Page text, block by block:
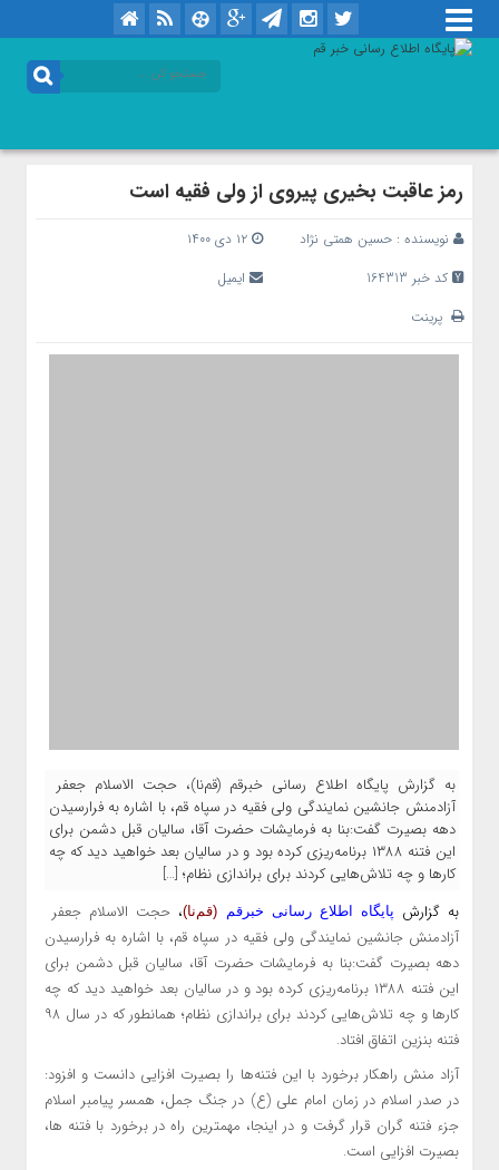
رمز عاقبت بخیری پیروی از ولی فقیه است
نویسنده : حسین همتی نژاد
۱۲ دی ۱۴۰۰
کد خبر 164313
ایمیل
پرینت
به گزارش پایگاه اطلاع رسانی خبرقم (قم‌نا)، حجت الاسلام جعفر
آزادمنش جانشین نمایندگی ولی فقیه در سپاه قم، با اشاره به فرارسیدن
دهه بصیرت گفت:بنا به فرمایشات حضرت آقا، سالیان قبل دشمن برای
این فتنه ۱۳۸۸ برنامه‌ریزی کرده بود و در سالیان بعد خواهید دید که چه
کار‌ها و چه تلاش‌هایی کردند برای براندازی نظام؛ […]
به گزارش پایگاه اطلاع رسانی خبرقم (قم‌نا) ، حجت الاسلام جعفر
آزادمنش جانشین نمایندگی ولی فقیه در سپاه قم، با اشاره به فرارسیدن
دهه بصیرت گفت:بنا به فرمایشات حضرت آقا، سالیان قبل دشمن برای
این فتنه ۱۳۸۸ برنامه‌ریزی کرده بود و در سالیان بعد خواهید دید که چه
کار‌ها و چه تلاش‌هایی کردند برای براندازی نظام؛ همانطور که در سال ۹۸
فتنه بنزین اتفاق افتاد.
آزاد منش راهکار برخورد با این فتنه‌ها را بصیرت افزایی دانست و افزود:
در صدر اسلام در زمان امام علی (ع) در جنگ جمل، همسر پیامبر اسلام
جزء فتنه گران قرار گرفت و در اینجا، مهمترین راه در برخورد با فتنه ها،
بصیرت افزایی است.